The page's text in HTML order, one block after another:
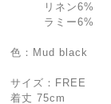
リネン6%
ラミー6%
色：Mud black
サイズ：FREE
着丈 75cm